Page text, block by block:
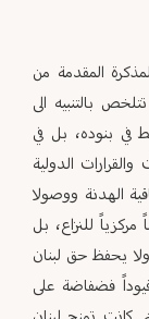
المقدمة من
بالتنبيه الى
في بنوده، بل في
الدولية
الهدنة ووصولا
مركزياً للنزاع، بل
يحفظ حق لبنان
فضفاضة على